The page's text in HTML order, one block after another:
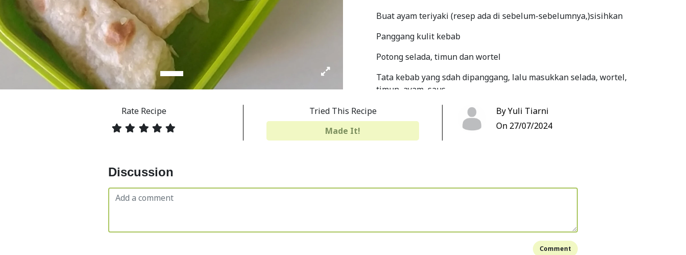
Buat ayam teriyaki (resep ada di sebelum-sebelumnya,)sisihkan
Panggang kulit kebab
Potong selada, timun dan wortel
Tata kebab yang sdah dipanggang, lalu masukkan selada, wortel,
timun, ayam, saus
Gulung kebab pinggirnyablipat agar isian tidak tumpah
Potong dan siap dibawa bekal
Rate Recipe
Tried This Recipe
Made It!
By Yuli Tiarni
On 27/07/2024
Discussion
Comment